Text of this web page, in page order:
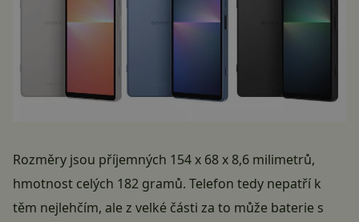
Rozměry jsou příjemných 154 x 68 x 8,6 milimetrů,
hmotnost celých 182 gramů. Telefon tedy nepatří k
těm nejlehčím, ale z velké části za to může baterie s